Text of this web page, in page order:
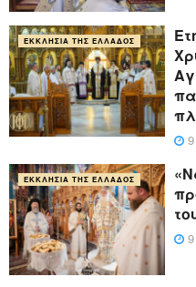
ΕΚΚΛΗΣΊΑ ΤΗΣ ΕΛΛΆΔΟΣ
ΕΚΚΛΗΣΊΑ ΤΗΣ ΕΛΛΆΔΟΣ